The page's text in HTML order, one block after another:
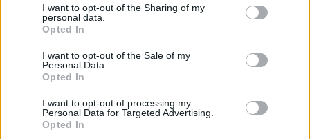
I want to opt-out of the Sharing of my
personal data.
Opted In
I want to opt-out of the Sale of my
Personal Data.
Opted In
I want to opt-out of processing my
Personal Data for Targeted Advertising.
Opted In
MOD-Shaman
Guest
Hejsa,
Har flyttet tråden og omdøbt den
Det vil være en stor hjælp for os (da vi ikke er så stærke
i det norske sprog) hvis i vil hjælpe os med det rigtige
navn på norsk.